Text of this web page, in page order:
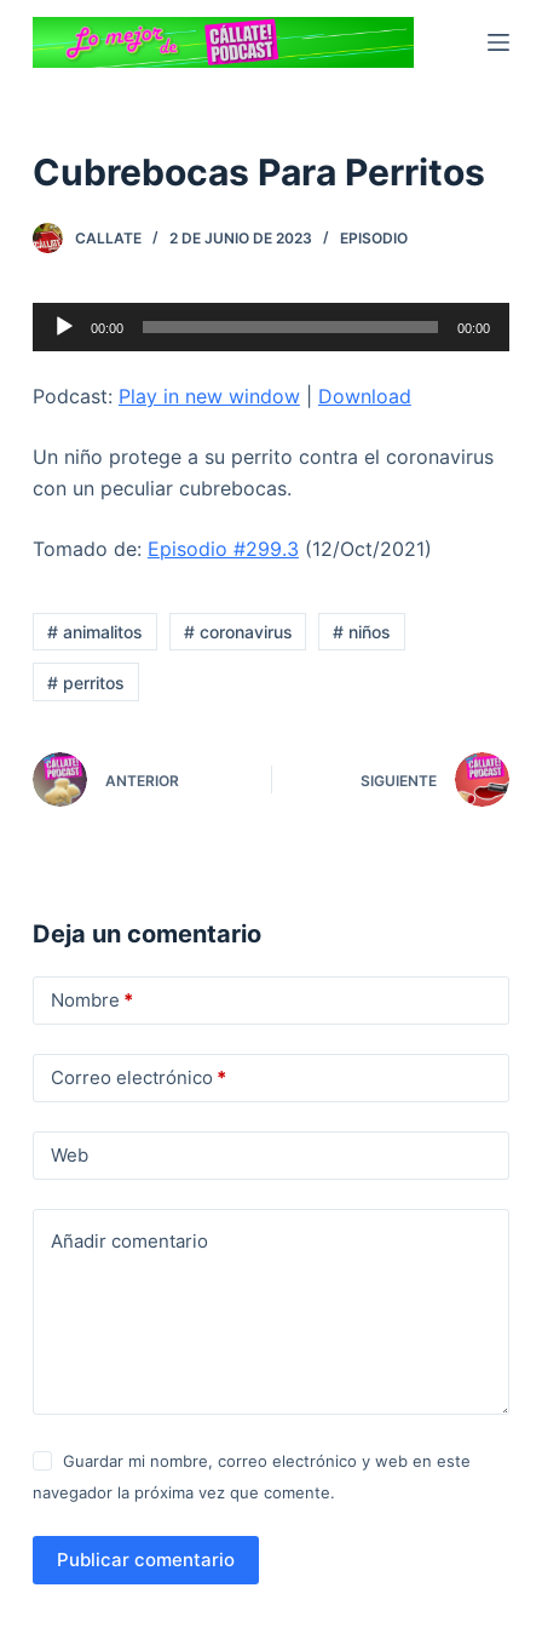
S
a
e
d
Cubrebocas Para Perritos
CALLATE 2 DE JUNIO DE 2023 EPISODIO
Reproductor
de
00:00 00:00
Podcast: Play in new window| Download
Un niño protege a su perrito contra el coronavirus
con un peculiar cubrebocas.
Tomado de: Episodio #299.3 (12/Oct/2021)
# animalitos # coronavirus # niños
# perritos
ANTERIOR SIGUIENTE
Deja un comentario
Nombre *
Correo electrónico *
Web
Añadir comentario
Guardar mi nombre, correo electrónico y web en este
navegador la próxima vez que comente.
Publicar comentario